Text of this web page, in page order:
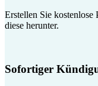
Erstellen Sie
diese herunter.
Sofortiger